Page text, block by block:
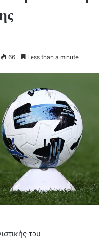
66 Less than a minute
του